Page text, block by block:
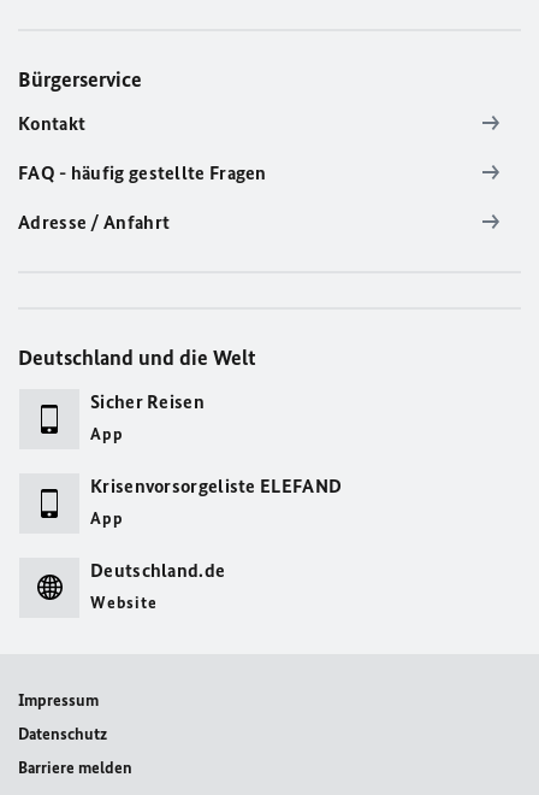
Bürgerservice
Kontakt
FAQ - häufig gestellte Fragen
Adresse / Anfahrt
Deutschland und die Welt
Sicher Reisen
App
Krisenvorsorgeliste ELEFAND
App
Deutschland.de
Website
Impressum
Datenschutz
Barriere melden